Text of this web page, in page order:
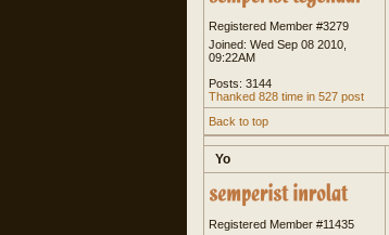
Registered Member #3279
Joined: Wed Sep 08 2010,
09:22AM
Posts: 3144
Thanked 828 time in 527 post
Back to top
Yo
Registered Member #11435